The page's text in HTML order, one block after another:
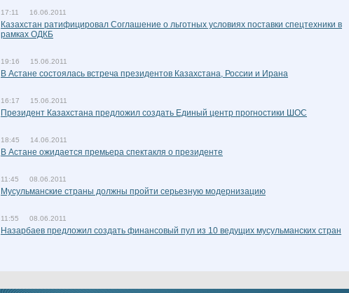
17:11 16.06.2011
Казахстан ратифицировал Соглашение о льготных условиях поставки спецтехники в
рамках ОДКБ
19:16 15.06.2011
В Астане состоялась встреча президентов Казахстана, России и Ирана
16:17 15.06.2011
Президент Казахстана предложил создать Единый центр прогностики ШОС
18:45 14.06.2011
В Астане ожидается премьера спектакля о президенте
11:45 08.06.2011
Мусульманские страны должны пройти серьезную модернизацию
11:55 08.06.2011
Назарбаев предложил создать финансовый пул из 10 ведущих мусульманских стран